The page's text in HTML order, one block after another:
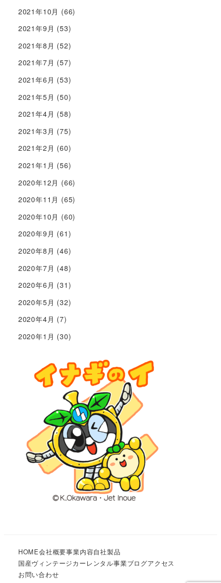
2021年10月 (66)
2021年9月 (53)
2021年8月 (52)
2021年7月 (57)
2021年6月 (53)
2021年5月 (50)
2021年4月 (58)
2021年3月 (75)
2021年2月 (60)
2021年1月 (56)
2020年12月 (66)
2020年11月 (65)
2020年10月 (60)
2020年9月 (61)
2020年8月 (46)
2020年7月 (48)
2020年6月 (31)
2020年5月 (32)
2020年4月 (7)
2020年1月 (30)
HOME会社概要事業内容自社製品
国産ヴィンテージカーレンタル事業ブログアクセス
お問い合わせ